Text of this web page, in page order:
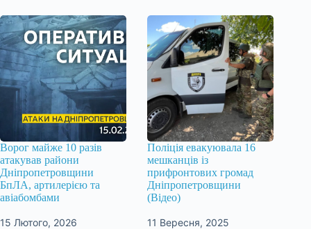
Ворог майже 10 разів
атакував райони
Дніпропетровщини
БпЛА, артилерією та
авіабомбами
15 Лютого, 2026
Поліція евакуювала 16
мешканців із
прифронтових громад
Дніпропетровщини
(Відео)
11 Вересня, 2025